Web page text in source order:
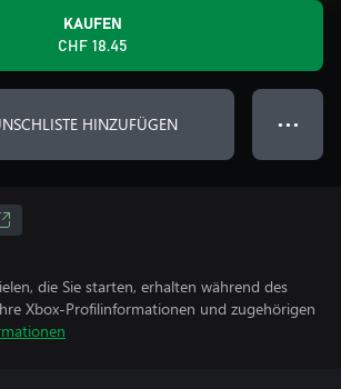
KAUFEN
CHF 18.45
HINZUFÜGEN ● ● ●
die Sie starten, erhalten während des
Xbox-Profilinformationen und zugehörigen